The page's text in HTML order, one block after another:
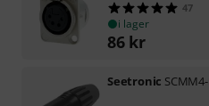
47
i lager
86 kr
Seetronic